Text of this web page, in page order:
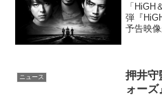
「
弾『
予告映
ニュース
押井守
ォー